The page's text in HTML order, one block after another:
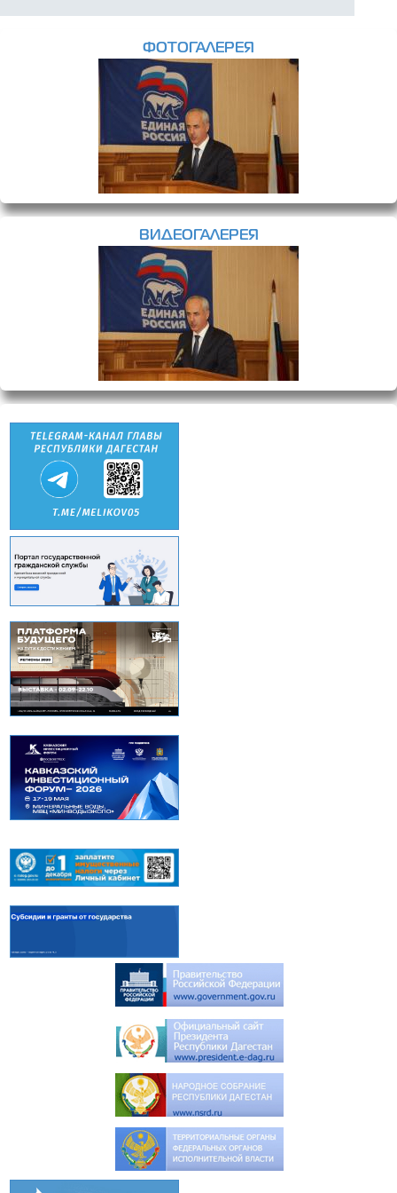
ФОТОГАЛЕРЕЯ
ВИДЕОГАЛЕРЕЯ